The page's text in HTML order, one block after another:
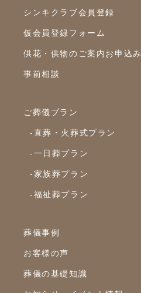
シンキクラブ会員登録
仮会員登録フォーム
供花・供物のご案内お申込み
事前相談
ご葬儀プラン
-直葬・火葬式プラン
-一日葬プラン
-家族葬プラン
-福祉葬プラン
葬儀事例
お客様の声
葬儀の基礎知識